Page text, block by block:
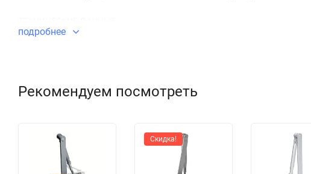
Сила закрыванияEN 2
Максимальная ширина двери 850 мм
Стандартный складной рычаг
подробнее
Рекомендуем посмотреть
Скидка!